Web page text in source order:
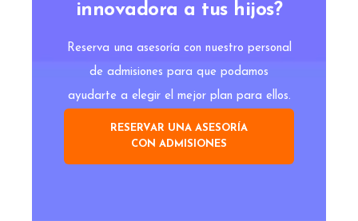
innovadora a tus hijos?
Reserva una asesoría con nuestro personal
de admisiones para que podamos
ayudarte a elegir el mejor plan para ellos.
RESERVAR UNA ASESORÍA
CON ADMISIONES